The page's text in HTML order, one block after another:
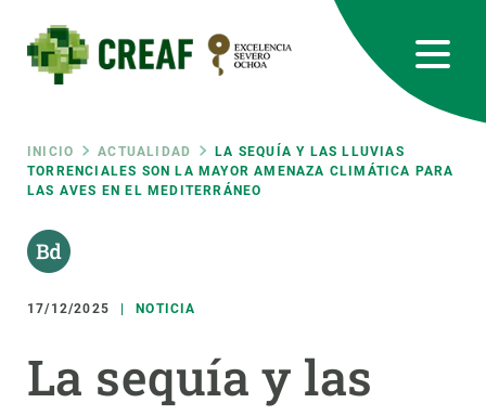
contenido
principal
Ruta
de
navegación
INICIO ACTUALIDAD
LA SEQUÍA Y LAS LLUVIAS
TORRENCIALES SON LA MAYOR AMENAZA CLIMÁTICA PARA
LAS AVES EN EL MEDITERRÁNEO
17/12/2025 NOTICIA
La sequía y las
RRSS
Featured
responsive
Responsive
menu
INVESTIGACIÓN